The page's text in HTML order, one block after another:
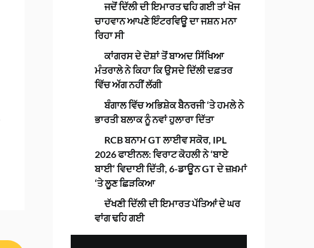
ਜਦੋਂ ਦਿੱਲੀ ਦੀ ਇਮਾਰਤ ਢਹਿ ਗਈ ਤਾਂ ਖੋਜ
ਚਾਹਵਾਨ ਆਪਣੇ ਇੰਟਰਵਿਊ ਦਾ ਜਸ਼ਨ ਮਨਾ
ਰਿਹਾ ਸੀ
ਕਾਂਗਰਸ ਦੇ ਦੋਸ਼ਾਂ ਤੋਂ ਬਾਅਦ ਸਿੱਖਿਆ
ਮੰਤਰਾਲੇ ਨੇ ਕਿਹਾ ਕਿ ਉਸਦੇ ਦਿੱਲੀ ਦਫ਼ਤਰ
ਵਿੱਚ ਅੱਗ ਨਹੀਂ ਲੱਗੀ
ਬੰਗਾਲ ਵਿੱਚ ਅਭਿਸ਼ੇਕ ਬੈਨਰਜੀ ‘ਤੇ ਹਮਲੇ ਨੇ
ਭਾਰਤੀ ਬਲਾਕ ਨੂੰ ਨਵਾਂ ਹੁਲਾਰਾ ਦਿੱਤਾ
RCB ਬਨਾਮ GT ਲਾਈਵ ਸਕੋਰ, IPL
2026 ਫਾਈਨਲ: ਵਿਰਾਟ ਕੋਹਲੀ ਨੇ ‘ਬਾਏ
ਬਾਈ’ ਵਿਦਾਈ ਦਿੱਤੀ, 6-ਡਾਊਨ GT ਦੇ ਜ਼ਖ਼ਮਾਂ
‘ਤੇ ਲੂਣ ਛਿੜਕਿਆ
ਦੱਖਣੀ ਦਿੱਲੀ ਦੀ ਇਮਾਰਤ ਪੱਤਿਆਂ ਦੇ ਘਰ
ਵਾਂਗ ਢਹਿ ਗਈ